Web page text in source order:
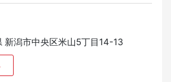
新潟市中央区米山5丁目14-13